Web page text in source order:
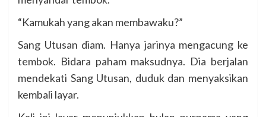
“Kamukah yang akan membawaku?”
Sang Utusan diam. Hanya jarinya mengacung ke
tembok. Bidara paham maksudnya. Dia berjalan
mendekati Sang Utusan, duduk dan menyaksikan
kembali layar.